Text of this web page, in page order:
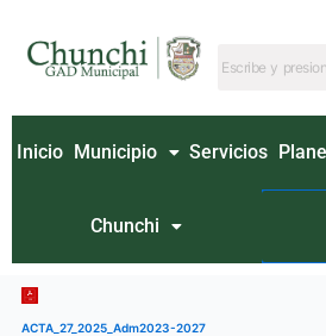
contenido
Inicio Municipio Servicios
Chunchi
ACTA_27_2025_Adm2023-2027